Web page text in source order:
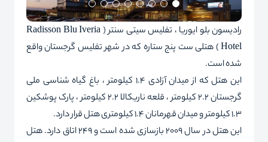
رادیسون بلو ایوریا ، تفلیس سیتی سنتر ( Radisson Blu Iveria
Hotel ) هتلی ست پنج ستاره که در شهر تفلیس گرجستان واقع
شده است.
این هتل که از میدان آزادی 1.4 کیلومتر ، باغ گیاه شناسی ملی
گرجستان 2.2 کیلومتر ، قلعه ناریکالا 2.2 کیلومتر ، پارک پوشکین
1.3 کیلومتر و میدان قهرمانان 1.4 کیلومتری هتل قرار دارد.
این هتل در سال 2009 بازسازی شده است و 249 اتاق دارد. هتل